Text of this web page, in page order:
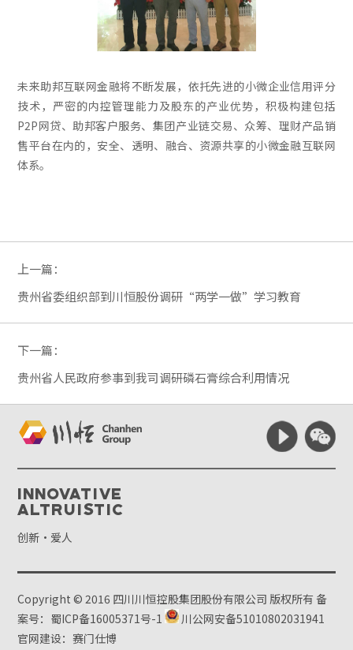
未来助邦互联网金融将不断发展，依托先进的小微企业信用评分
技术，严密的内控管理能力及股东的产业优势，积极构建包括
P2P网贷、助邦客户服务、集团产业链交易、众筹、理财产品销
售平台在内的，安全、透明、融合、资源共享的小微金融互联网
体系。
上一篇：
贵州省委组织部到川恒股份调研“两学一做”学习教育
下一篇：
贵州省人民政府参事到我司调研磷石膏综合利用情况
Innovative
Altruistic
创新·爱人
Copyright © 2016 四川川恒控股集团股份有限公司 版权所有备
案号：蜀ICP备16005371号-1
川公网安备51010802031941
官网建设：赛门仕博